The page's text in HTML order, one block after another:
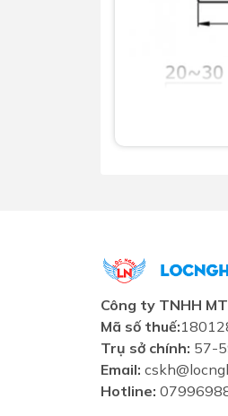
Công ty TNHH
Mã số thuế:
Trụ sở chính: 57-
Email:
Hotline: